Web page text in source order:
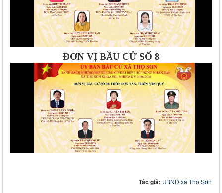
ĐƠN VỊ BẦU CỬ SỐ 8
Tác giả: UBND xã Thọ Sơn